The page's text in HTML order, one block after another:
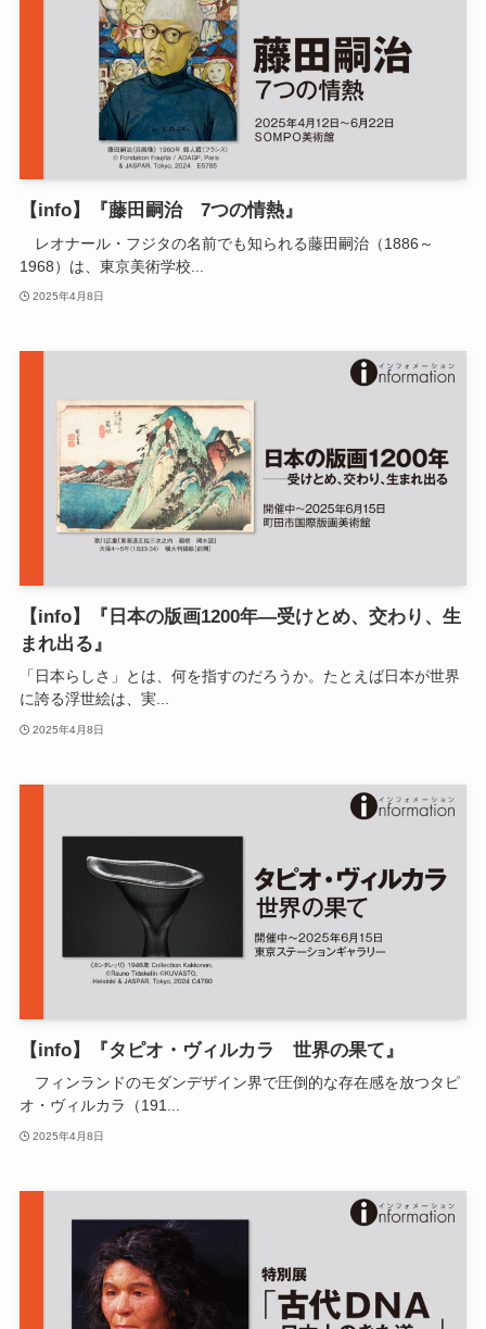
【info】『藤田嗣治 7つの情熱』
レオナール・フジタの名前でも知られる藤田嗣治（1886～
1968）は、東京美術学校...
2025年4月8日
【info】『日本の版画1200年―受けとめ、交わり、生
まれ出る』
「日本らしさ」とは、何を指すのだろうか。たとえば日本が世界
に誇る浮世絵は、実...
2025年4月8日
【info】『タピオ・ヴィルカラ 世界の果て』
フィンランドのモダンデザイン界で圧倒的な存在感を放つタピ
オ・ヴィルカラ（191...
2025年4月8日